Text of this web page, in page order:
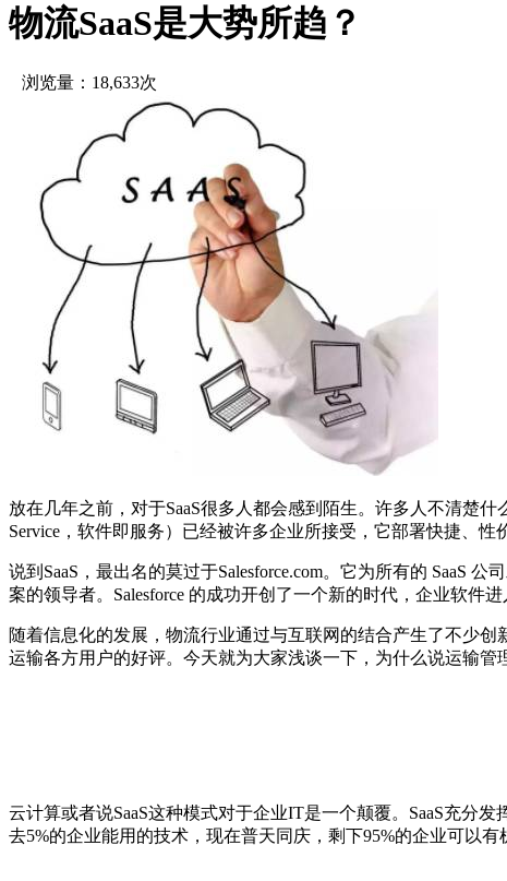
物流SaaS是大势所趋？
浏览量：18,633次
放在几年之前，对于SaaS很多人都会感到陌生。许多人不清楚
Service，软件即服务）已经被许多企业所接受，它部署快捷、性
说到SaaS，最出名的莫过于Salesforce.com。它为所有的 SaaS
案的领导者。Salesforce 的成功开创了一个新的时代，企业软件
随着信息化的发展，物流行业通过与互联网的结合产生了不少创
运输各方用户的好评。今天就为大家浅谈一下，为什么说运输管
云计算或者说SaaS这种模式对于企业IT是一个颠覆。SaaS充分
去5%的企业能用的技术，现在普天同庆，剩下95%的企业可以有